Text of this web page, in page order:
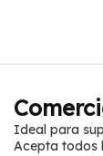
Ideal para
Acepta todos